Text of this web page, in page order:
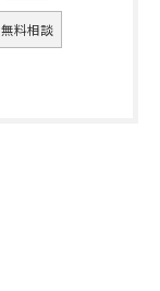
無料相談